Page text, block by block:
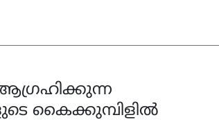
കൈക്കുമ്പിളിൽ